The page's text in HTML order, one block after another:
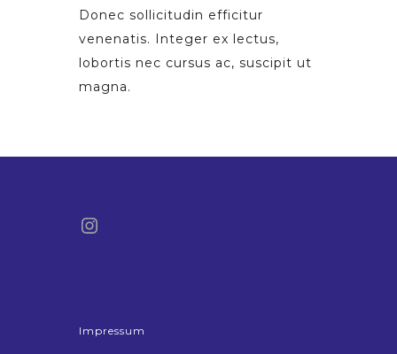
Donec sollicitudin efficitur
venenatis. Integer ex lectus,
lobortis nec cursus ac, suscipit ut
magna.
Instagram
Impressum